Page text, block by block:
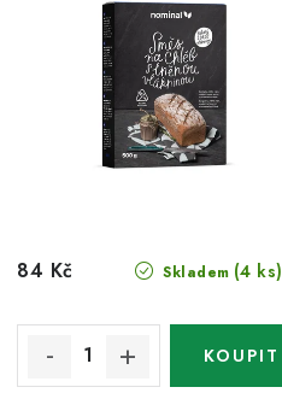
Skladem (4 ks)
84 Kč